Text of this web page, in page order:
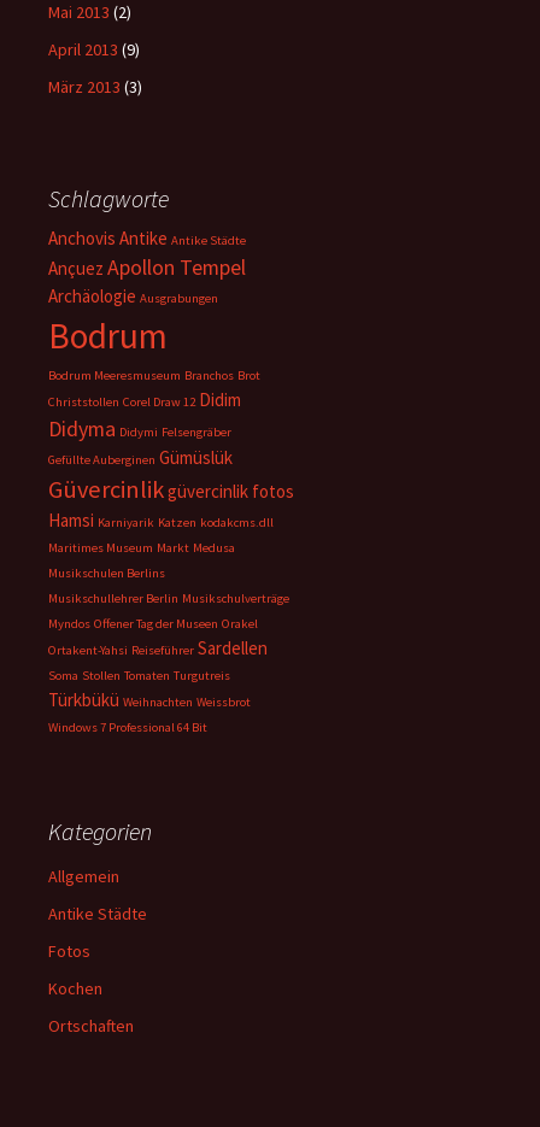
Mai 2013 (2)
April 2013 (9)
März 2013 (3)
Schlagworte
Anchovis Antike Antike Städte
Ançuez Apollon Tempel
Archäologie Ausgrabungen
Bodrum
Bodrum Meeresmuseum Branchos Brot
Christstollen Corel Draw 12 Didim
Didyma Didymi Felsengräber
Gefüllte Auberginen Gümüslük
Güvercinlikgüvercinlik fotos
Hamsi Karniyarik Katzen kodakcms.dll
Maritimes Museum Markt Medusa
Musikschulen Berlins
Musikschullehrer Berlin Musikschulverträge
Myndos Offener Tag der Museen Orakel
Ortakent-Yahsi Reiseführer Sardellen
Soma Stollen Tomaten Turgutreis
Türkbükü Weihnachten Weissbrot
Windows 7 Professional 64 Bit
Kategorien
Allgemein
Antike Städte
Fotos
Kochen
Ortschaften